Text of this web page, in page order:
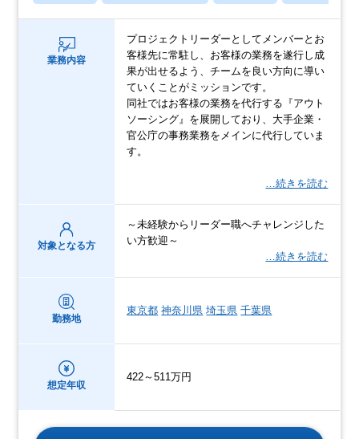
業務内容
プロジェクトリーダーとしてメンバーとお
客様先に常駐し、お客様の業務を遂行し成
果が出せるよう、チームを良い方向に導い
ていくことがミッションです。
同社ではお客様の業務を代行する『アウト
ソーシング』を展開しており、大手企業・
官公庁の事務業務をメインに代行していま
す。
…続きを読む
対象となる方
～未経験からリーダー職へチャレンジした
い方歓迎～
…続きを読む
勤務地
東京都 神奈川県 埼玉県 千葉県
想定年収
422～511万円